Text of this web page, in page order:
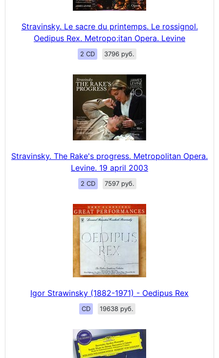
Stravinsky. Le sacre du printemps. Le rossignol.
Oedipus Rex. Metropo;itan Opera. Levine
2 CD 3796 руб.
Stravinsky. The Rake's progress. Metropolitan Opera.
Levine. 19 april 2003
2 CD 7597 руб.
Igor Strawinsky (1882-1971) - Oedipus Rex
CD 19638 руб.